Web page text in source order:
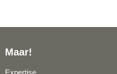
Maar!
Expertise